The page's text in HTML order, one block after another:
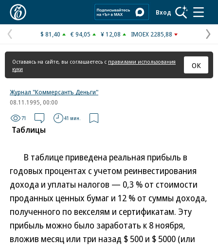
Вход
Предыдущая
страница
$ 81,40 € 94,05 ¥ 12,08 IMOEX 2285,88
Оставаясь на сайте, вы соглашаетесь с правилами использования
куки
ОК
Журнал "Коммерсантъ Деньги"
08.11.1995, 00:00
71 41 мин.
Таблицы
В таблице приведена реальная прибыль в
годовых процентах с учетом реинвестирования
дохода и уплаты налогов — 0,3 % от стоимости
проданных ценных бумаг и 12 % от суммы дохода,
полученного по векселям и сертификатам. Эту
прибыль можно было заработать к 8 ноября,
вложив месяц или три назад $ 500 и $ 5000 (или